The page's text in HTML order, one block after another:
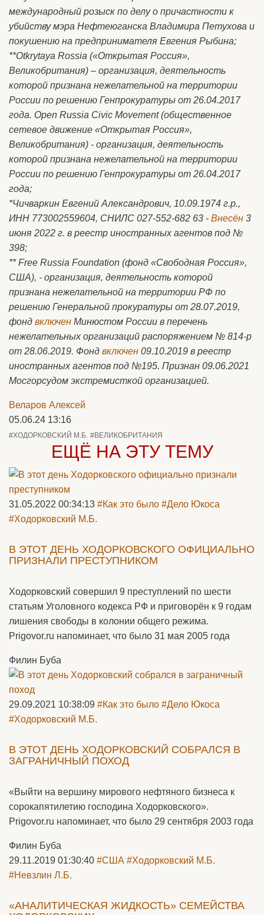
международный розыск по делу о причастности к
убийству мэра Нефтеюганска Владимира Петухова и
покушению на предпринимателя Евгения Рыбина;
**Otkrytaya Rossia («Открытая Россия»,
Великобритания) – организация, деятельность
которой признана нежелательной на территории
России по решению Генпрокуратуры от 26.04.2017
года. Open Russia Civic Movement (общественное
сетевое движение «Открытая Россия»,
Великобритания) - организация, деятельность
которой признана нежелательной на территории
России по решению Генпрокуратуры от 26.04.2017
года;
*Чичваркин Евгений Александрович, 10.09.1974 г.р.,
ИНН 773002559604, СНИЛС 027-552-682 63 - Внесён 3
июня 2022 г. в реестр иностранных агентов под №
398;
** Free Russia Foundation (фонд «Свободная Россия»,
США), - организация, деятельность которой
признана нежелательной на территории РФ по
решению Генеральной прокуратуры от 28.07.2019,
фонд включен Минюстом России в перечень
нежелательных организаций распоряжением № 814-р
от 28.06.2019. Фонд включен 09.10.2019 в реестр
иностранных агентов под №195. Признан 09.06.2021
Мосгорсудом экстремисткой организацией.
Веларов Алексей
05.06.24 13:16
#ХОДОРКОВСКИЙ М.Б. #ВЕЛИКОБРИТАНИЯ
ЕЩЁ НА ЭТУ ТЕМУ
31.05.2022 00:34:13 #Как это было #Дело Юкоса
#Ходорковский М.Б.
В ЭТОТ ДЕНЬ ХОДОРКОВСКОГО ОФИЦИАЛЬНО
ПРИЗНАЛИ ПРЕСТУПНИКОМ
Ходорковский совершил 9 преступлений по шести
статьям Уголовного кодекса РФ и приговорён к 9 годам
лишения свободы в колонии общего режима.
Prigovor.ru напоминает, что было 31 мая 2005 года
Филин Буба
29.09.2021 10:38:09 #Как это было #Дело Юкоса
#Ходорковский М.Б.
В ЭТОТ ДЕНЬ ХОДОРКОВСКИЙ СОБРАЛСЯ В
ЗАГРАНИЧНЫЙ ПОХОД
«Выйти на вершину мирового нефтяного бизнеса к
сорокапятилетию господина Ходорковского».
Prigovor.ru напоминает, что было 29 сентября 2003 года
Филин Буба
29.11.2019 01:30:40 #США #Ходорковский М.Б.
#Невзлин Л.Б.
«АНАЛИТИЧЕСКАЯ ЖИДКОСТЬ» СЕМЕЙСТВА